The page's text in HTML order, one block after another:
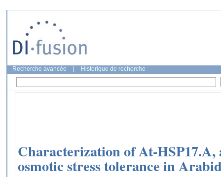
Recherche avancée Historique de recherche
Characterization of At-HSP17.A,
osmotic stress tolerance in